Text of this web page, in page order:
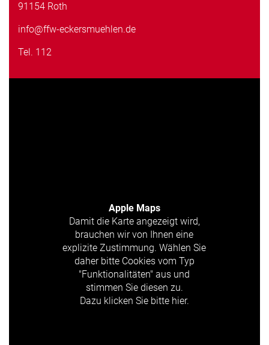
91154 Roth
info@ffw-eckersmuehlen.de
Tel. 112
Apple Maps
Damit die Karte angezeigt wird,
brauchen wir von Ihnen eine
explizite Zustimmung. Wählen Sie
daher bitte Cookies vom Typ
"Funktionalitäten" aus und
stimmen Sie diesen zu.
Dazu klicken Sie bitte hier.